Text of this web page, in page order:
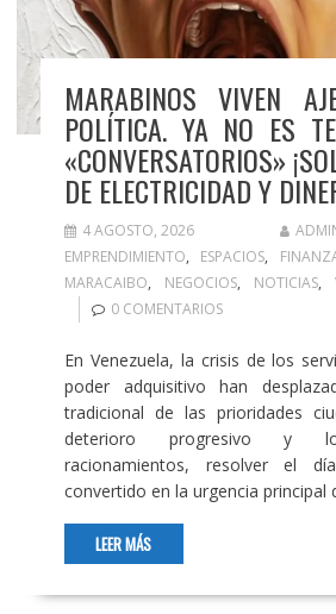
MARABINOS VIVEN
POLÍTICA. YA NO ES
«CONVERSATORIOS»
DE ELECTRICIDAD Y
4 AGOSTO, 2026
EMPRENDIMIENTO, ESPACIOS,
MARACAIBO, NEGOCIOS, NOTICIAS,
0 COMENTARIOS
En Venezuela, la crisis de los
poder adquisitivo han
tradicional de las prioridades
deterioro progresivo y
racionamientos, resolver el
convertido en la urgencia principal
LEER MÁS